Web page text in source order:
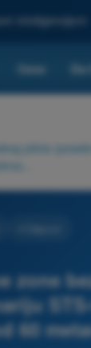
inteligencijom
Cene
pilota
zone
60